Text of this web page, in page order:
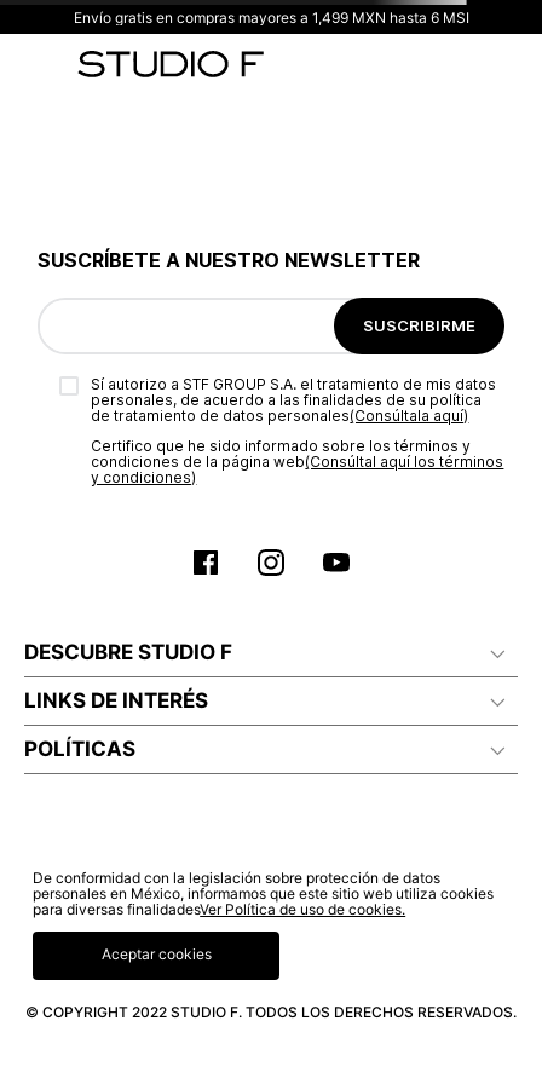
Envío gratis en compras mayores a 1,499 MXN hasta 6 MSI
SUSCRÍBETE A NUESTRO NEWSLETTER
SUSCRIBIRME
Sí autorizo a STF GROUP S.A. el tratamiento de mis datos
personales, de acuerdo a las finalidades de su política
de tratamiento de datos personales‎(Consúltala aquí)
Certifico que he sido informado sobre los términos y
condiciones de la página web‎(Consúltal aquí los términos
y condiciones)
DESCUBRE STUDIO F
LINKS DE INTERÉS
POLÍTICAS
© COPYRIGHT 2022 STUDIO F. TODOS LOS DERECHOS RESERVADOS.
De conformidad con la legislación sobre protección de datos
personales en México, informamos que este sitio web utiliza cookies
para diversas finalidadesVer Política de uso de cookies.
Aceptar cookies